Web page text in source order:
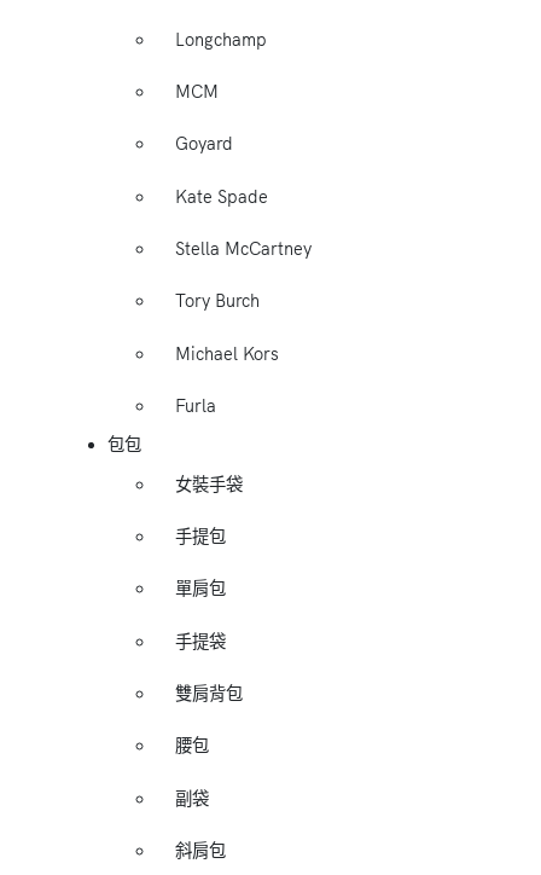
Longchamp
MCM
Goyard
Kate Spade
Stella McCartney
Tory Burch
Michael Kors
Furla
包包
女裝手袋
手提包
單肩包
手提袋
雙肩背包
腰包
副袋
斜肩包